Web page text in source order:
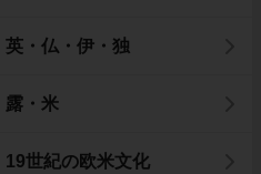
・仏・伊・独
露・米
世紀の欧米文化